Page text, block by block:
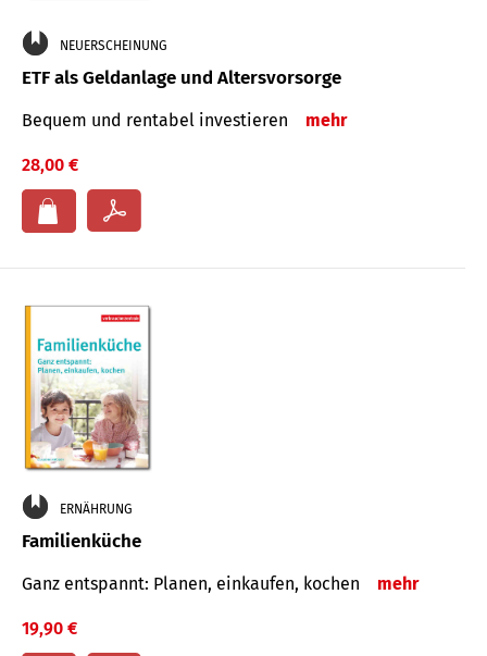
NEUERSCHEINUNG
ETF als Geldanlage und Altersvorsorge
Bequem und rentabel investieren mehr
28,00 €
ERNÄHRUNG
Familienküche
Ganz entspannt: Planen, einkaufen, kochen mehr
19,90 €